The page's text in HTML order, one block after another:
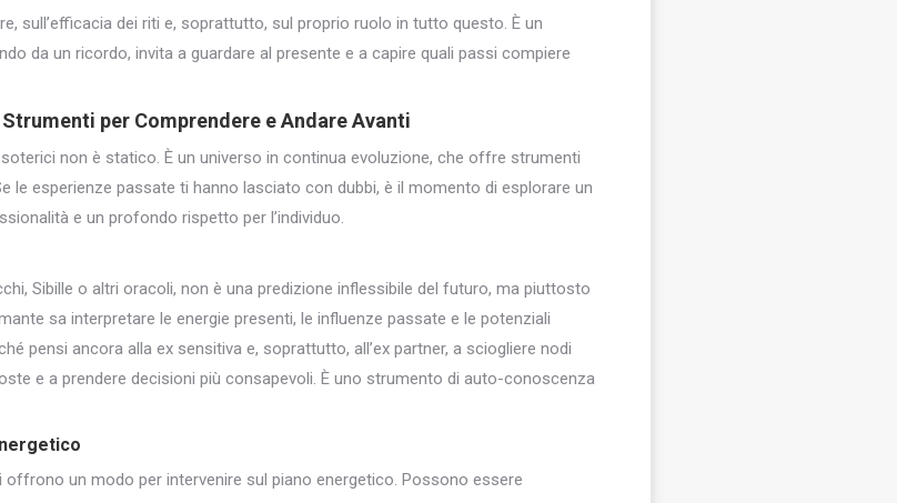
sull’efficacia dei riti e, soprattutto, sul proprio ruolo in tutto questo. È un
da un ricordo, invita a guardare al presente e a capire quali passi compiere
Strumenti per Comprendere e Andare Avanti
non è statico. È un universo in continua evoluzione, che offre strumenti
le esperienze passate ti hanno lasciato con dubbi, è il momento di esplorare un
e un profondo rispetto per l’individuo.
Sibille o altri oracoli, non è una predizione inflessibile del futuro, ma piuttosto
sa interpretare le energie presenti, le influenze passate e le potenziali
pensi ancora alla ex sensitiva e, soprattutto, all’ex partner, a sciogliere nodi
e a prendere decisioni più consapevoli. È uno strumento di auto-conoscenza
un modo per intervenire sul piano energetico. Possono essere